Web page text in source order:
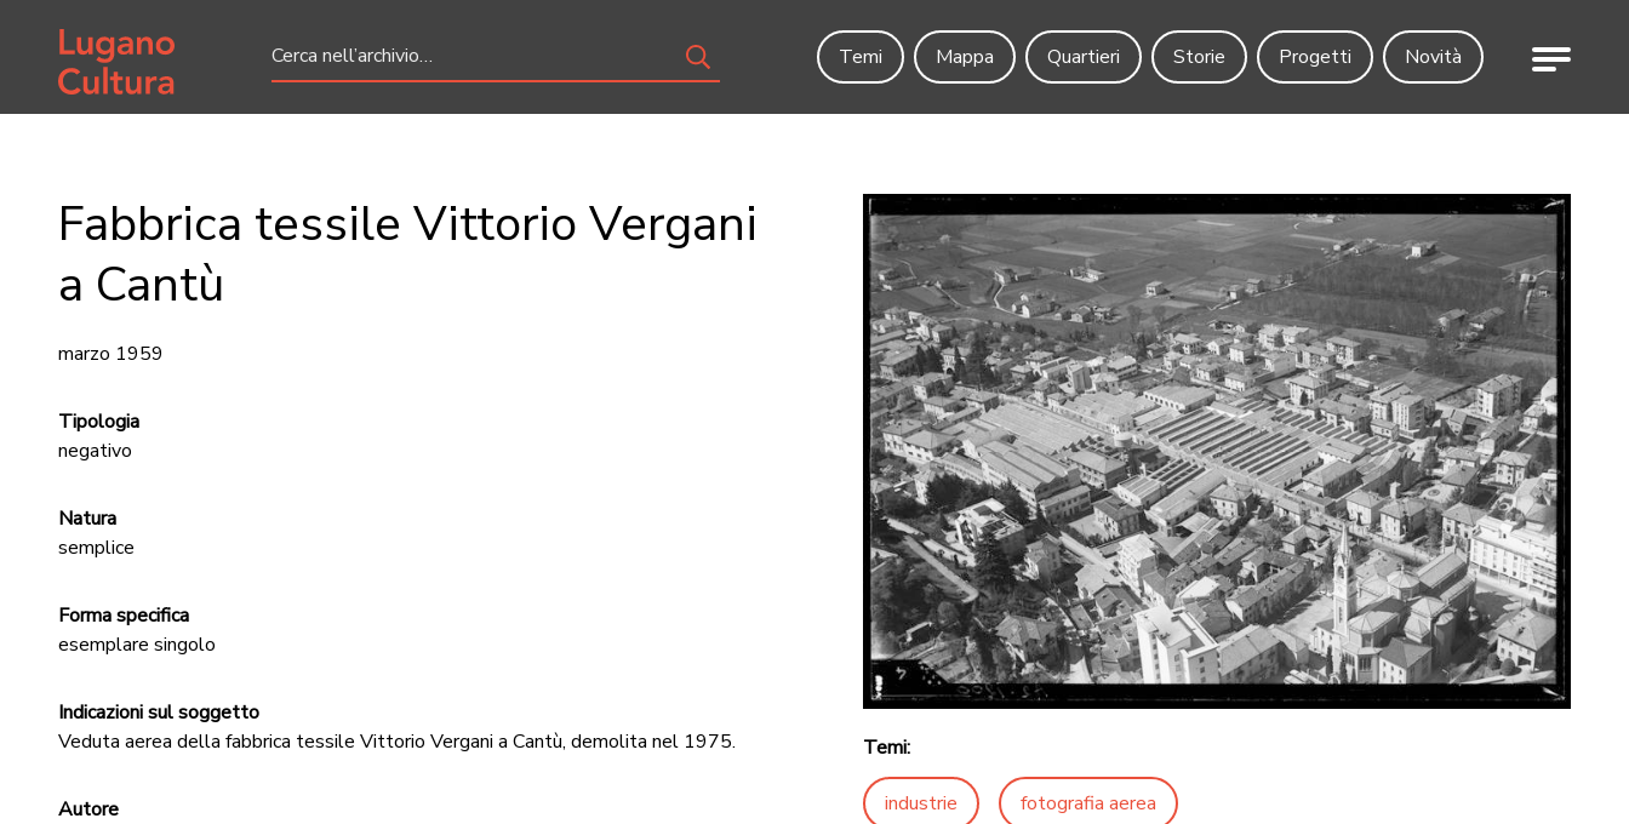
Home page
Temi
Mappa Quartieri Storie Progetti Novità Menu
Fabbrica tessile Vittorio Vergani
a Cantù
marzo 1959
Tipologia
negativo
Natura
semplice
Forma specifica
esemplare singolo
Indicazioni sul soggetto
Veduta aerea della fabbrica tessile Vittorio Vergani a Cantù, demolita nel 1975.
Autore
Temi:
industrie fotografia aerea